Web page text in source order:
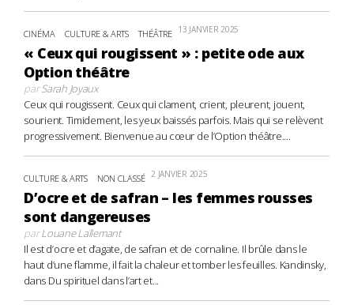
CINÉMA CULTURE & ARTS THÉÂTRE 13 JANVIER 2025
« Ceux qui rougissent » : petite ode aux
Option théâtre
parSarah Joyaux
Ceux qui rougissent. Ceux qui clament, crient, pleurent, jouent,
sourient. Timidement, les yeux baissés parfois. Mais qui se relèvent
progressivement. Bienvenue au cœur de l’Option théâtre....
CULTURE & ARTS NON CLASSÉ 2 JANVIER 2025
D’ocre et de safran – les femmes rousses
sont dangereuses
parLouane Lallemant
Il est d’ocre et d’agate, de safran et de cornaline. Il brûle dans le
haut d’une flamme, il fait la chaleur et tomber les feuilles. Kandinsky,
dans Du spirituel dans l’art et...